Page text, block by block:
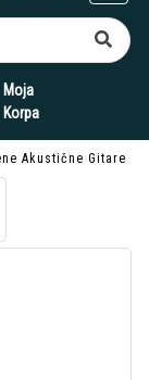
Moja
Korpa
Akustične Gitare